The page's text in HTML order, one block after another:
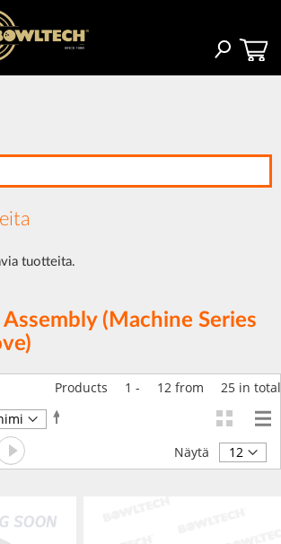
Haku
(Machine Series
Products 1 - 12 from 25 in total
Aseta
Sivu
Seuraava Näytä
tuotteita.